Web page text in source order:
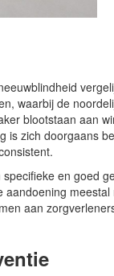
waarbij de
blootstaan aan
is zich doorgaans
en goed
aan